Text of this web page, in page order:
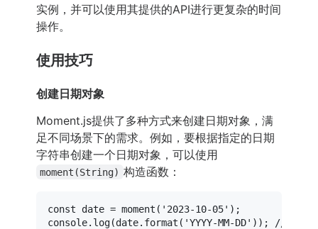
实例，并可以使用其提供的API进行更复杂的时间
操作。
使用技巧
创建日期对象
Moment.js提供了多种方式来创建日期对象，满
足不同场景下的需求。例如，要根据指定的日期
字符串创建一个日期对象，可以使用
moment(String) 构造函数：
const date = moment ( '2023-10-05'
console. log(date. format ( 'YYYY-MM-DD' )); // 输出